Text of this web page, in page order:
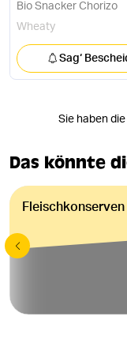
Bio Snacker Chorizo
Wheaty
Sag‘
Sie haben
Das könnte
Fleischkonserven